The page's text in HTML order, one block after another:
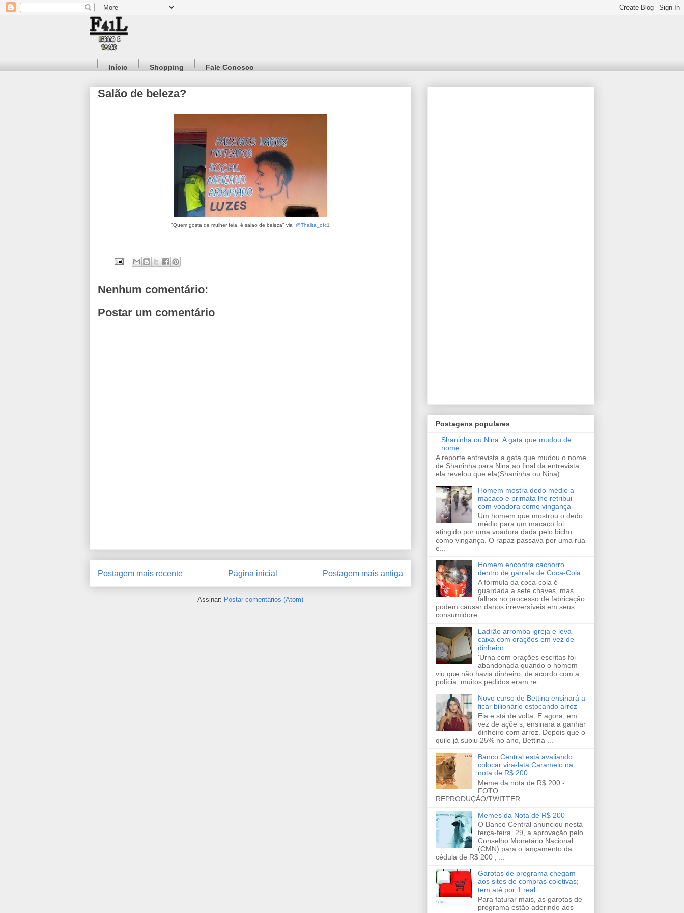
Início Shopping Fale Conosco
Salão de beleza?
"Quem gosta de mulher feia, é salao de beleza" via @Thalita_ofc1
Nenhum comentário:
Postar um comentário
Postagem mais recente Postagem mais antiga
Página inicial
Assinar: Postar comentários (Atom)
Postagens populares
Shaninha ou Nina. A gata que mudou de
nome
A reporte entrevista a gata que mudou o nome
de Shaninha para Nina,ao final da entrevista
ela revelou que ela(Shaninha ou Nina) ...
Homem mostra dedo médio a
macaco e primata lhe retribui
com voadora como vingança
Um homem que mostrou o dedo
médio para um macaco foi
atingido por uma voadora dada pelo bicho
como vingança. O rapaz passava por uma rua
e...
Homem encontra cachorro
dentro de garrafa de Coca-Cola
A fórmula da coca-cola é
guardada a sete chaves, mas
falhas no processo de fabricação
podem causar danos irreversíveis em seus
consumidore...
Ladrão arromba igreja e leva
caixa com orações em vez de
dinheiro
'Urna com orações escritas foi
abandonada quando o homem
viu que não havia dinheiro, de acordo com a
polícia; muitos pedidos eram re...
Novo curso de Bettina ensinará a
ficar bilionário estocando arroz
Ela e stá de volta. E agora, em
vez de açõe s, ensinará a ganhar
dinheiro com arroz. Depois que o
quilo já subiu 25% no ano, Bettina ...
Banco Central está avaliando
colocar vira-lata Caramelo na
nota de R$ 200
Meme da nota de R$ 200 -
FOTO:
REPRODUÇÃO/TWITTER ...
Memes da Nota de R$ 200
O Banco Central anunciou nesta
terça-feira, 29, a aprovação pelo
Conselho Monetário Nacional
(CMN) para o lançamento da
cédula de R$ 200 , ...
Garotas de programa chegam
aos sites de compras coletivas;
tem até por 1 real
Para faturar mais, as garotas de
programa estão aderindo aos